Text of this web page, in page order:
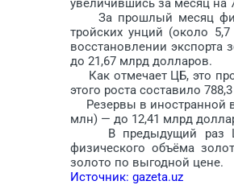
увеличившись за месяц на
За прошлый месяц
тройских унций (около
восстановлении экспорта
до 21,67 млрд долларов.
Как отмечает ЦБ, это
этого роста составило
Резервы в иностранной
млн) — до 12,41 млрд
В предыдущий раз
физического объёма
золото по выгодной цене.
Источник: gazeta.uz